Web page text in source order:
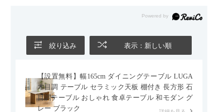
絞り込み 表示：新しい順
【設置無料】幅165cm ダイニングテーブル LUGA
木目調 テーブル セラミック天板 棚付き 長方形 石
目調テーブル おしゃれ 食卓テーブル 和モダン グ
レー ブラック